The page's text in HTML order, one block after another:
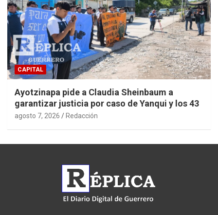
CAPITAL
Ayotzinapa pide a Claudia Sheinbaum a
garantizar justicia por caso de Yanqui y los 43
agosto 7, 2026 Redacción